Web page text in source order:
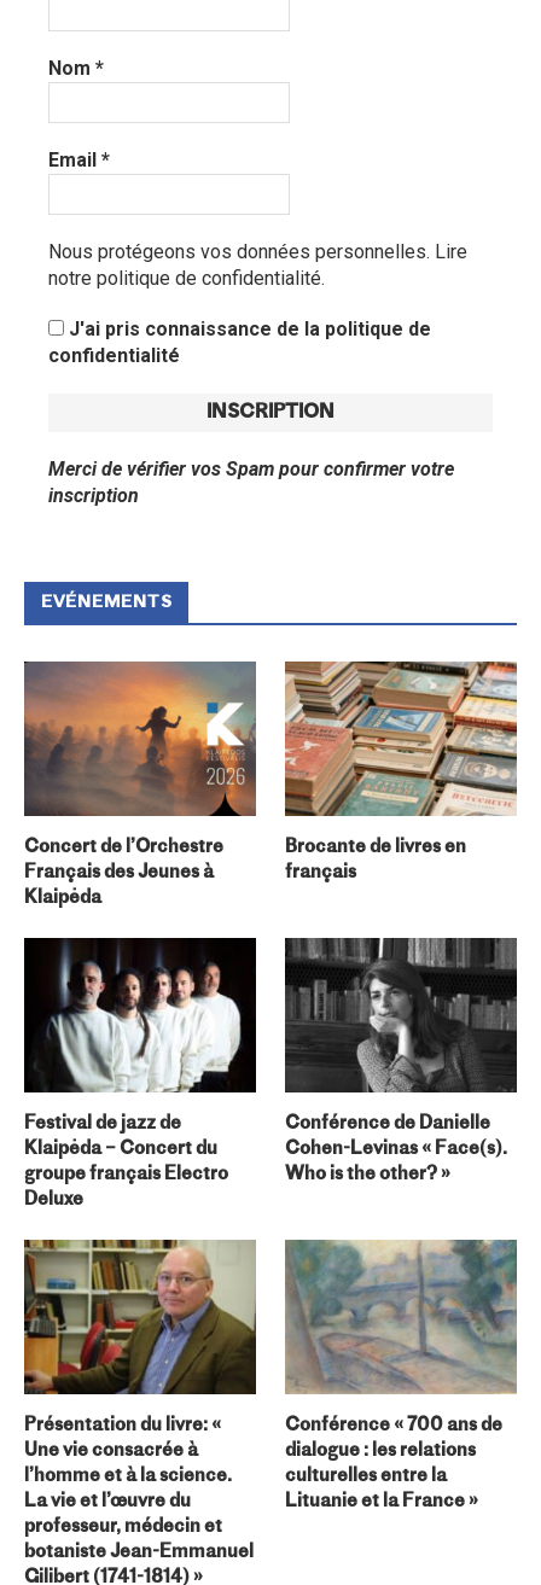
Nom *
Email *
Nous protégeons vos données personnelles. Lire
notre politique de confidentialité.
J'ai pris connaissance de la politique de
confidentialité
Merci de vérifier vos Spam pour confirmer votre
inscription
EVÉNEMENTS
Concert de l’Orchestre
Français des Jeunes à
Klaipėda
Brocante de livres en
français
Festival de jazz de
Klaipėda – Concert du
groupe français Electro
Deluxe
Conférence de Danielle
Cohen-Levinas « Face(s).
Who is the other? »
Présentation du livre: «
Une vie consacrée à
l’homme et à la science.
La vie et l’œuvre du
professeur, médecin et
botaniste Jean-Emmanuel
Gilibert (1741-1814) »
Conférence « 700 ans de
dialogue : les relations
culturelles entre la
Lituanie et la France »